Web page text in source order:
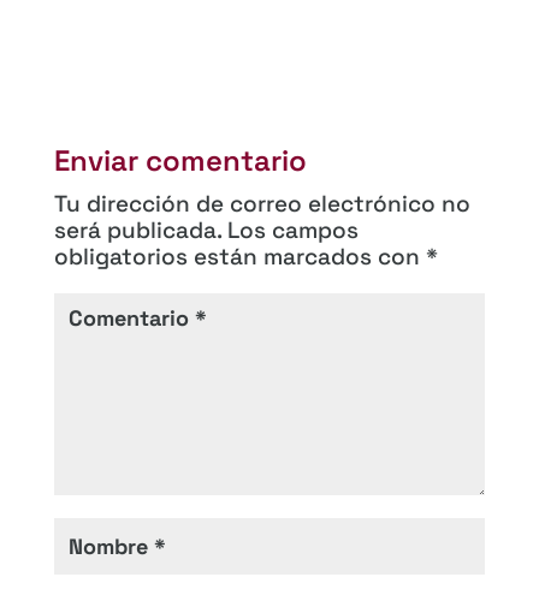
Enviar comentario
Tu dirección de correo electrónico no
será publicada. Los campos
obligatorios están marcados con *